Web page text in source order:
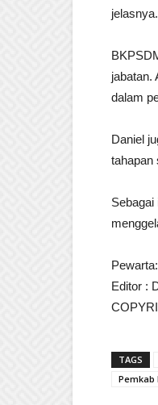
jelasnya.
jabatan.
dalam
Daniel
tahapan
Editor :
TAGS
Pemkab